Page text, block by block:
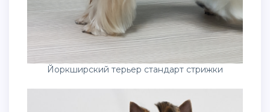
Йоркширский терьер стандарт стрижки